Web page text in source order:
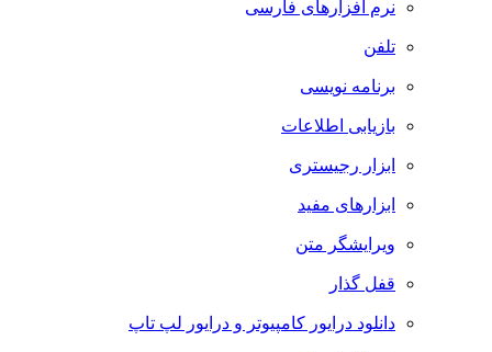
نرم افزارهای فارسی
تلفن
برنامه نویسی
بازیابی اطلاعات
ابزار رجیستری
ابزارهای مفید
ویرایشگر متن
قفل گذار
دانلود درایور کامپیوتر و درایور لپ تاپ